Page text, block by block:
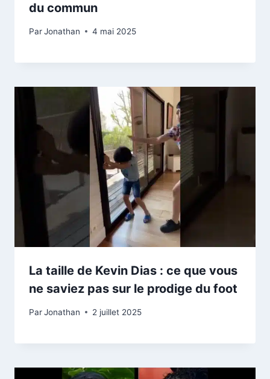
du commun
ParJonathan 4 mai 2025
La taille de Kevin Dias : ce que vous
ne saviez pas sur le prodige du foot
ParJonathan 2 juillet 2025